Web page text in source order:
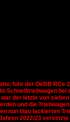
fuhr der OeBB RCe
Schnelltriebwagen
der letzte von
und die
nun blau lackierten
2022/23 versetzte